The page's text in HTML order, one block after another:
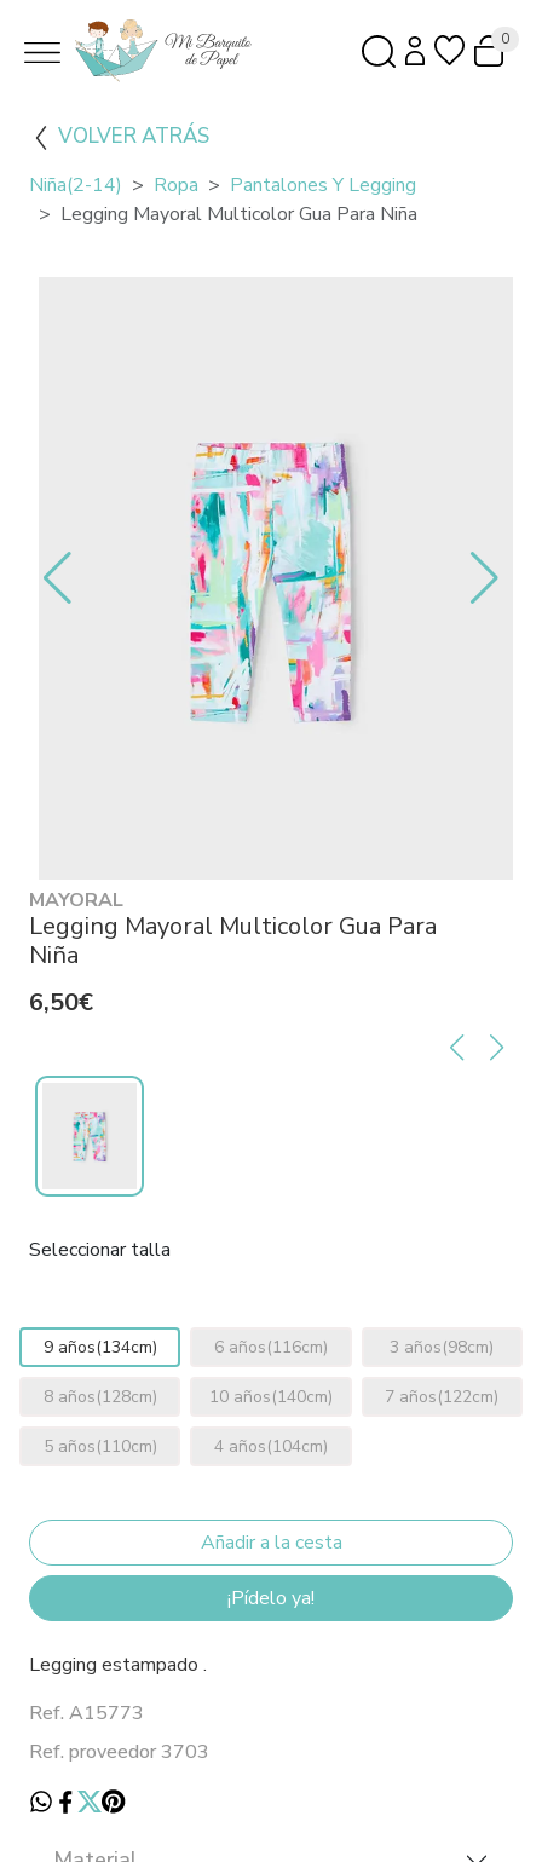
0
VOLVER ATRÁS
Niña(2-14) Ropa
Pantalones Y Legging
Legging Mayoral Multicolor Gua Para Niña
MAYORAL
Legging Mayoral Multicolor Gua Para
Niña
6,50€
Seleccionar talla
9 años(134cm) 6 años(116cm) 3 años(98cm)
8 años(128cm) 10 años(140cm) 7 años(122cm)
5 años(110cm) 4 años(104cm)
¡Pídelo ya!
Legging estampado .
Ref. A15773
Ref. proveedor 3703